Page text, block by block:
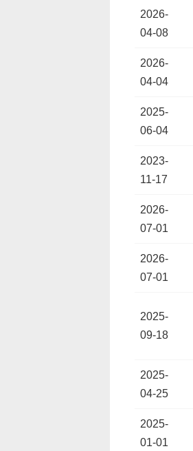
2026-
04-08
2026-
04-04
2025-
06-04
2023-
11-17
2026-
07-01
2026-
07-01
2025-
09-18
2025-
04-25
2025-
01-01